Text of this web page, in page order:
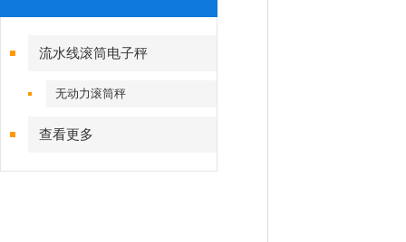
流水线滚筒电子秤
无动力滚筒秤
查看更多